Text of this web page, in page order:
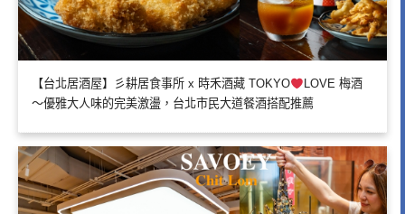
【台北居酒屋】彡耕居食事所 x 時禾酒藏 TOKYO
LOVE 梅酒
～優雅大人味的完美激盪，台北市民大道餐酒搭配推薦